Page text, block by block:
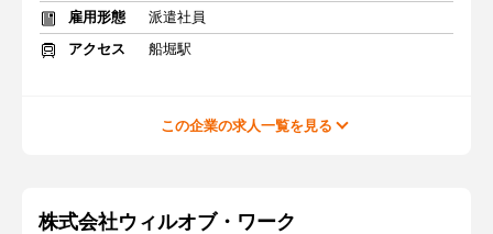
雇用形態
派遣社員
アクセス
船堀駅
この企業の求人一覧を見る
株式会社ウィルオブ・ワーク